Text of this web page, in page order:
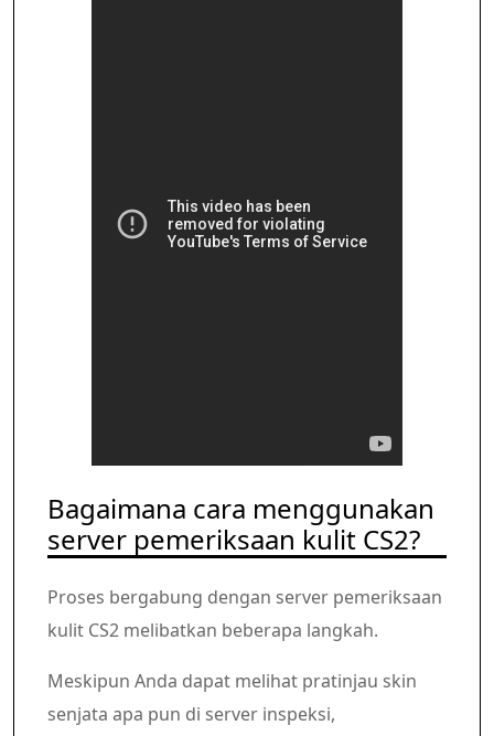
Bagaimana cara menggunakan
server pemeriksaan kulit CS2?
Proses bergabung dengan server pemeriksaan
kulit CS2 melibatkan beberapa langkah.
Meskipun Anda dapat melihat pratinjau skin
senjata apa pun di server inspeksi,